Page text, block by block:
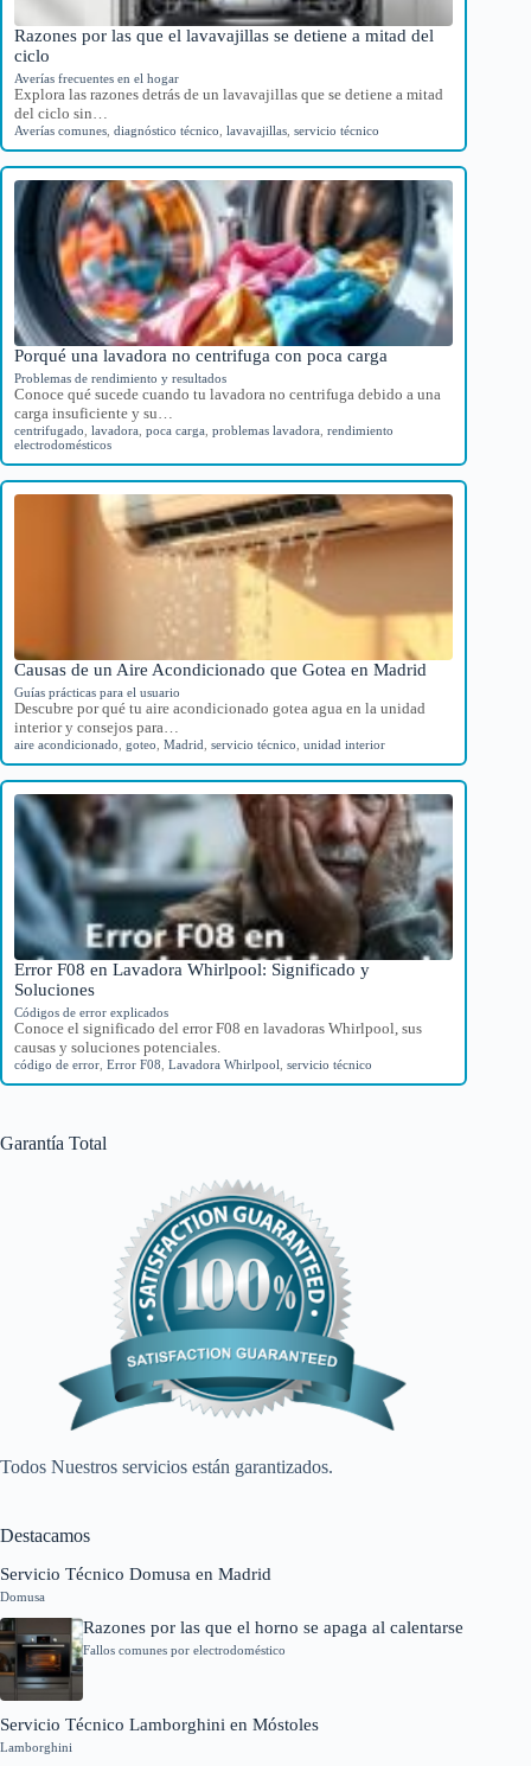
Razones por las que el lavavajillas se detiene a mitad del
ciclo
Averías frecuentes en el hogar
Explora las razones detrás de un lavavajillas que se detiene a mitad
del ciclo sin…
Averías comunes diagnóstico técnico lavavajillas servicio técnico
Porqué una lavadora no centrifuga con poca carga
Problemas de rendimiento y resultados
Conoce qué sucede cuando tu lavadora no centrifuga debido a una
carga insuficiente y su…
centrifugado lavadora poca carga problemas lavadora rendimiento
electrodomésticos
Causas de un Aire Acondicionado que Gotea en Madrid
Guías prácticas para el usuario
Descubre por qué tu aire acondicionado gotea agua en la unidad
interior y consejos para…
aire acondicionado goteo Madrid servicio técnico unidad interior
Error F08 en Lavadora Whirlpool: Significado y
Soluciones
Códigos de error explicados
Conoce el significado del error F08 en lavadoras Whirlpool, sus
causas y soluciones potenciales.
código de error Error F08 Lavadora Whirlpool servicio técnico
Garantía Total
Todos Nuestros servicios están garantizados.
Destacamos
Servicio Técnico Domusa en Madrid
Domusa
Razones por las que el horno se apaga al calentarse
Fallos comunes por electrodoméstico
Servicio Técnico Lamborghini en Móstoles
Lamborghini